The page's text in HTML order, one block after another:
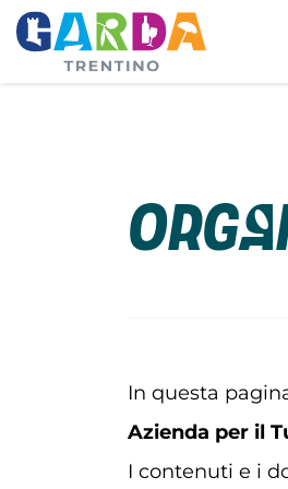
In questa
Azienda per il
I contenuti e i